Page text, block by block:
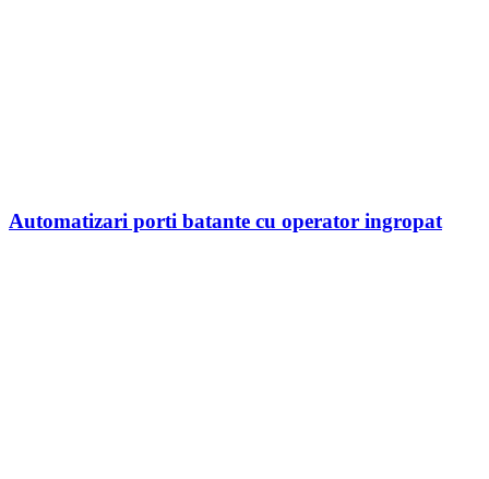
Automatizari porti batante cu operator ingropat